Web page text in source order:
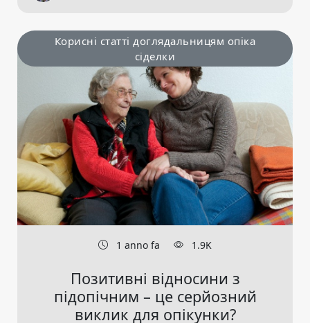
Корисні статті доглядальницям опіка
сіделки
1 anno fa 1.9K
Позитивні відносини з
підопічним – це серйозний
виклик для опікунки?